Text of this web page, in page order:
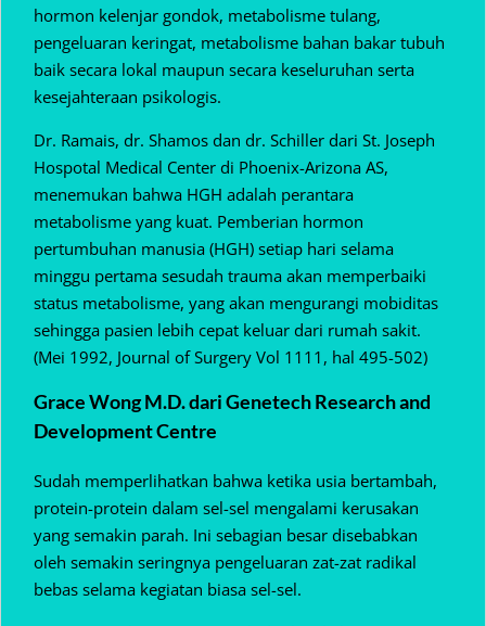
hormon kelenjar gondok, metabolisme tulang,
pengeluaran keringat, metabolisme bahan bakar tubuh
baik secara lokal maupun secara keseluruhan serta
kesejahteraan psikologis.
Dr. Ramais, dr. Shamos dan dr. Schiller dari St. Joseph
Hospotal Medical Center di Phoenix-Arizona AS,
menemukan bahwa HGH adalah perantara
metabolisme yang kuat. Pemberian hormon
pertumbuhan manusia (HGH) setiap hari selama
minggu pertama sesudah trauma akan memperbaiki
status metabolisme, yang akan mengurangi mobiditas
sehingga pasien lebih cepat keluar dari rumah sakit.
(Mei 1992, Journal of Surgery Vol 1111, hal 495-502)
Grace Wong M.D. dari Genetech Research and
Development Centre
Sudah memperlihatkan bahwa ketika usia bertambah,
protein-protein dalam sel-sel mengalami kerusakan
yang semakin parah. Ini sebagian besar disebabkan
oleh semakin seringnya pengeluaran zat-zat radikal
bebas selama kegiatan biasa sel-sel.